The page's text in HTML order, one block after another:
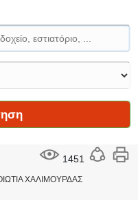
1451
ΧΑΛΙΜΟΥΡΔΑΣ